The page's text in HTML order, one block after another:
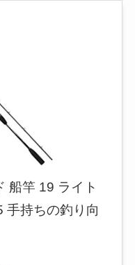
船竿 19 ライト
手持ちの釣り向